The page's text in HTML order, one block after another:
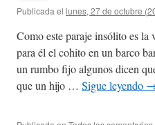
Publicada el lunes, 27 de octubre
Como este paraje insólito es la
para él el cohito en un barco
un rumbo fijo algunos dicen
que un hijo … Sigue leyendo